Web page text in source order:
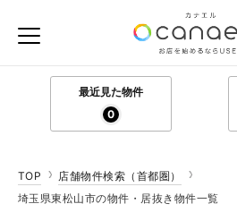
最近見た物件
0
TOP
店舗物件検索（首都圏）
埼玉県東松山市の物件・居抜き物件一覧